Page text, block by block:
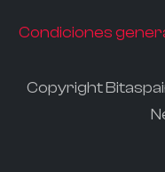
Condiciones
Copyright